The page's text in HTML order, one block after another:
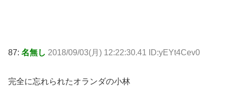
87: 名無し 2018/09/03(月) 12:22:30.41 ID:yEYt4Cev0
完全に忘れられたオランダの小林